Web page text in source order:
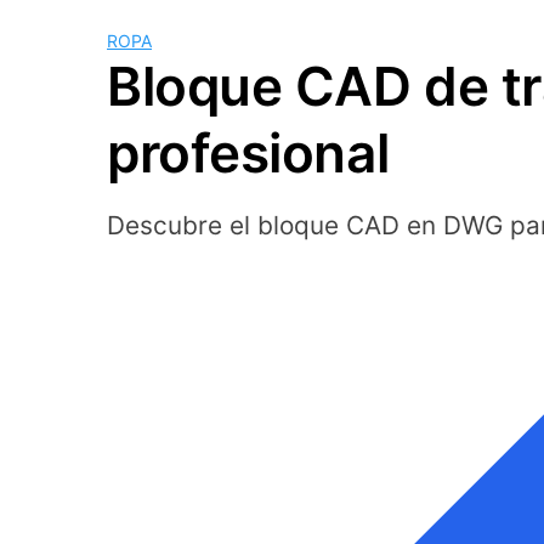
ROPA
Bloque CAD de
profesional
Descubre el bloque CAD en DWG